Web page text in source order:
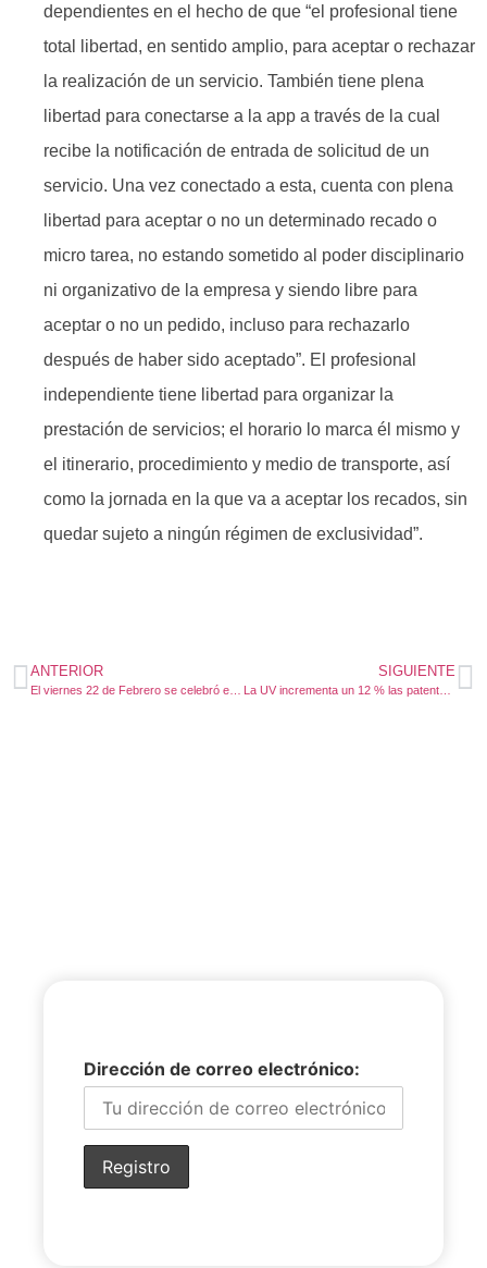
dependientes en el hecho de que “el profesional tiene
total libertad, en sentido amplio, para aceptar o rechazar
la realización de un servicio. También tiene plena
libertad para conectarse a la app a través de la cual
recibe la notificación de entrada de solicitud de un
servicio. Una vez conectado a esta, cuenta con plena
libertad para aceptar o no un determinado recado o
micro tarea, no estando sometido al poder disciplinario
ni organizativo de la empresa y siendo libre para
aceptar o no un pedido, incluso para rechazarlo
después de haber sido aceptado”. El profesional
independiente tiene libertad para organizar la
prestación de servicios; el horario lo marca él mismo y
el itinerario, procedimiento y medio de transporte, así
como la jornada en la que va a aceptar los recados, sin
quedar sujeto a ningún régimen de exclusividad”.
ANTERIOR SIGUIENTE
La UV incrementa un 12 % las patentes y destina 54 millones para investigación
Dirección de correo electrónico: